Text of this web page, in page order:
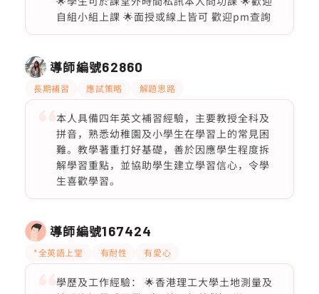
自組小組上課 🌟面授或線上皆可 歡迎pm查詢
導師編號62860
長期補習 應試策略 解題思路
本人具備四年英文補習經驗，主要教授全科及
拼音，熟悉幼稚園及小學生在學習上的常見困
難。教學著重打好基礎，善於因應學生程度拆
解學習重點，並協助學生建立學習信心，令學
生喜歡學習。
導師編號167424
*全英語上堂 有耐性 有愛心
學歷及工作經驗： 🌟香港理工大學土地測量及